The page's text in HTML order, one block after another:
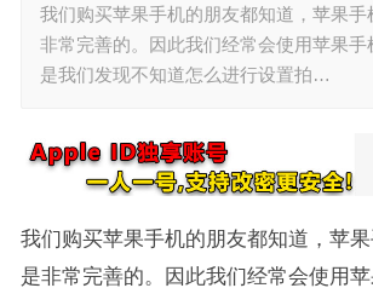
我们购买苹果手机的朋友都知道，苹果手
非常完善的。因此我们经常会使用苹果手
是我们发现不知道怎么进行设置拍…
我们购买苹果手机的朋友都知道，苹
是非常完善的。因此我们经常会使用